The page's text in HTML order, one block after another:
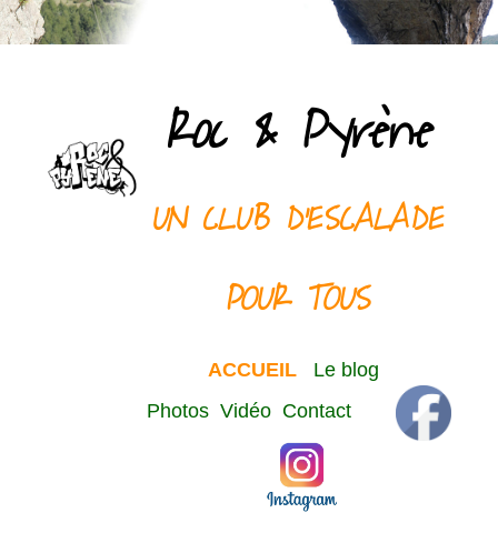
Roc & Pyrène
UN CLUB D'ESCALADE
POUR TOUS
ACCUEIL
Le blog
Photos Vidéo Contact